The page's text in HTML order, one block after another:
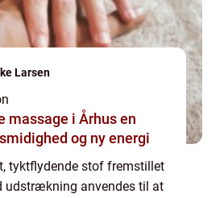
Larsen
i Århus en
og ny energi
tyktflydende stof fremstillet
udstrækning anvendes til at